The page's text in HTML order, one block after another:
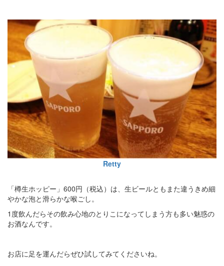
Retty
「樽生ホッピー」600円（税込）は、生ビールともまた違うきめ細
やかな泡と滑らかな喉ごし。
1度飲んだらその飲み心地のとりこになってしまう方も多い魅惑の
お酒なんです。
お店に足を運んだらぜひ試してみてくださいね。